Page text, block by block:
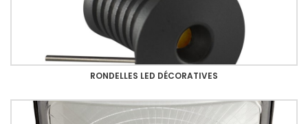
RONDELLES LED DÉCORATIVES